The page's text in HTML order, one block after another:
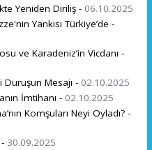
Yeniden Diriliş - 06.10.2025
Yankısı Türkiye’de -
ve Karadeniz’in Vicdanı -
Mesajı - 02.10.2025
İmtihanı - 02.10.2025
Komşuları Neyi Oyladı? -
30.09.2025